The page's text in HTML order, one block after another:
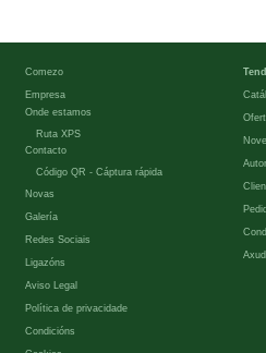
Comezo
Empresa
Onde estamos
Ruta XPS
Contacto
Código QR - Cáptura rápida
Novas
Galería
Redes Sociais
Ligazóns
Aviso Legal
Política de privacidade
Condicións